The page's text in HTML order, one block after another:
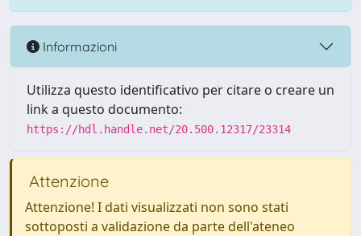
Informazioni
Utilizza questo identificativo per citare o creare un
link a questo documento:
https://hdl.handle.net/20.500.12317/23314
Attenzione
Attenzione! I dati visualizzati non sono stati
sottoposti a validazione da parte dell'ateneo